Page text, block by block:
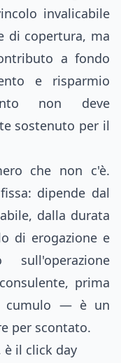
invalicabile
di copertura, ma
a fondo
e risparmio
non deve
sostenuto per il
che non c'è.
dipende dal
dalla durata
di erogazione e
prima
cumulo — è un
per scontato.
il click day